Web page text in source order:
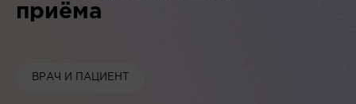
приёма
ВРАЧ И ПАЦИЕНТ